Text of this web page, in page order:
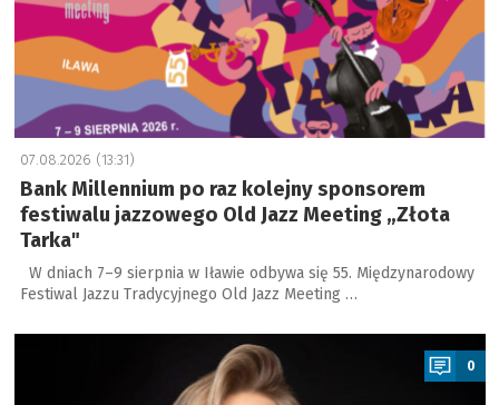
07.08.2026 (13:31)
Bank Millennium po raz kolejny sponsorem
festiwalu jazzowego Old Jazz Meeting „Złota
Tarka"
W dniach 7–9 sierpnia w Iławie odbywa się 55. Międzynarodowy
Festiwal Jazzu Tradycyjnego Old Jazz Meeting …
a
0